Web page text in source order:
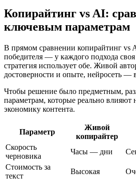
Копирайтинг vs AI:
ключевым параметрам
В прямом сравнении копирайтинг vs
победителя — у каждого подхода
стратегия использует обе. Живой
достоверности и опыте, нейросеть —
Чтобы решение было предметным,
параметрам, которые реально влияют
экономику контента.
Параметр
Живой
копирайтер
Скорость
черновика
Часы — дни
Стоимость за
текст
Высокая